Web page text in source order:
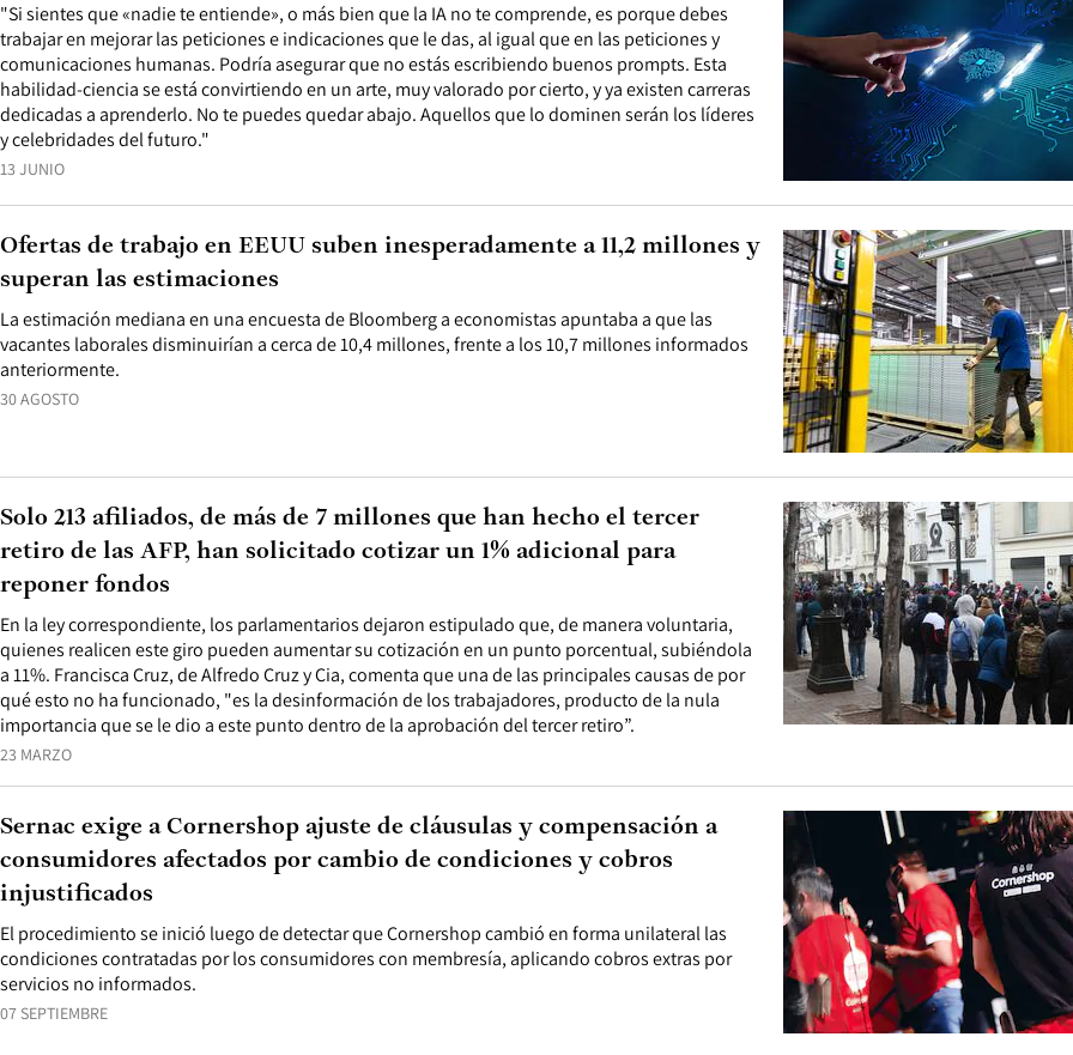
13 JUNIO
"Si sientes que «nadie te entiende», o más bien que la IA no te comprende, es porque debes
trabajar en mejorar las peticiones e indicaciones que le das, al igual que en las peticiones y
comunicaciones humanas. Podría asegurar que no estás escribiendo buenos prompts. Esta
habilidad-ciencia se está convirtiendo en un arte, muy valorado por cierto, y ya existen carreras
dedicadas a aprenderlo. No te puedes quedar abajo. Aquellos que lo dominen serán los líderes
y celebridades del futuro."
30 AGOSTO
La estimación mediana en una encuesta de Bloomberg a economistas apuntaba a que las
vacantes laborales disminuirían a cerca de 10,4 millones, frente a los 10,7 millones informados
anteriormente.
Ofertas de trabajo en EEUU suben inesperadamente a 11,2 millones y
superan las estimaciones
23 MARZO
En la ley correspondiente, los parlamentarios dejaron estipulado que, de manera voluntaria,
quienes realicen este giro pueden aumentar su cotización en un punto porcentual, subiéndola
a 11%. Francisca Cruz, de Alfredo Cruz y Cia, comenta que una de las principales causas de por
qué esto no ha funcionado, "es la desinformación de los trabajadores, producto de la nula
importancia que se le dio a este punto dentro de la aprobación del tercer retiro”.
Solo 213 afiliados, de más de 7 millones que han hecho el tercer
retiro de las AFP, han solicitado cotizar un 1% adicional para
reponer fondos
07 SEPTIEMBRE
El procedimiento se inició luego de detectar que Cornershop cambió en forma unilateral las
condiciones contratadas por los consumidores con membresía, aplicando cobros extras por
servicios no informados.
Sernac exige a Cornershop ajuste de cláusulas y compensación a
consumidores afectados por cambio de condiciones y cobros
injustificados